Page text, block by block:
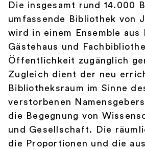
Die insgesamt rund 14.000
umfassende Bibliothek von
wird in einem Ensemble aus
Gästehaus und
Öffentlichkeit zugänglich
Zugleich dient der neu
Bibliotheksraum im Sinne
verstorbenen
die Begegnung von
und Gesellschaft. Die
die Proportionen und die